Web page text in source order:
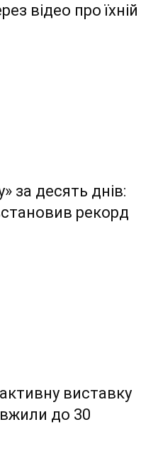
відео про їхній
за десять днів:
рекорд
виставку
до 30